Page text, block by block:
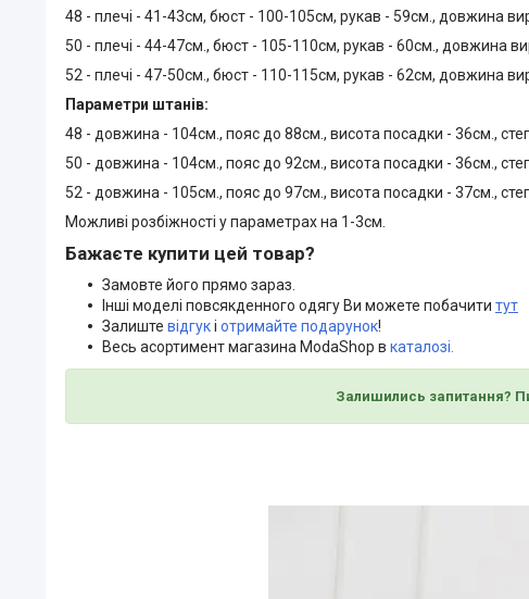
48 - плечі - 41-43см, бюст - 100-105см, рукав - 59см., довжина
50 - плечі - 44-47см., бюст - 105-110см, рукав - 60см., довжина
52 - плечі - 47-50см., бюст - 110-115см, рукав - 62см, довжина
Параметри штанів:
48 - довжина - 104см., пояс до 88см., висота посадки - 36см.,
50 - довжина - 104см., пояс до 92см., висота посадки - 36см.,
52 - довжина - 105см., пояс до 97см., висота посадки - 37см.,
Можливі розбіжності у параметрах на 1-3см.
Бажаєте купити цей товар?
Замовте його прямо зараз.
Інші моделі повсякденного одягу Ви можете побачити тут
Залиште відгукі отримайте подарунок!
Весь асортимент магазина ModaShop в каталозі.
Залишились запитання?